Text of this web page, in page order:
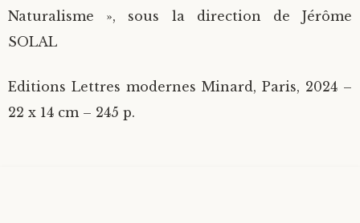
Naturalisme », sous la direction de Jérôme
SOLAL
Editions Lettres modernes Minard, Paris, 2024 –
22 x 14 cm – 245 p.